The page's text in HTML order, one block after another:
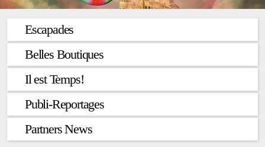
Escapades
Belles Boutiques
Il est Temps!
Publi-Reportages
Partners News